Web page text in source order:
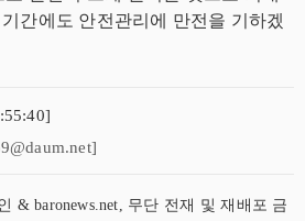
간에도 안전관리에 만전을 기하겠
& baronews.net, 무단 전재 및 재배포 금